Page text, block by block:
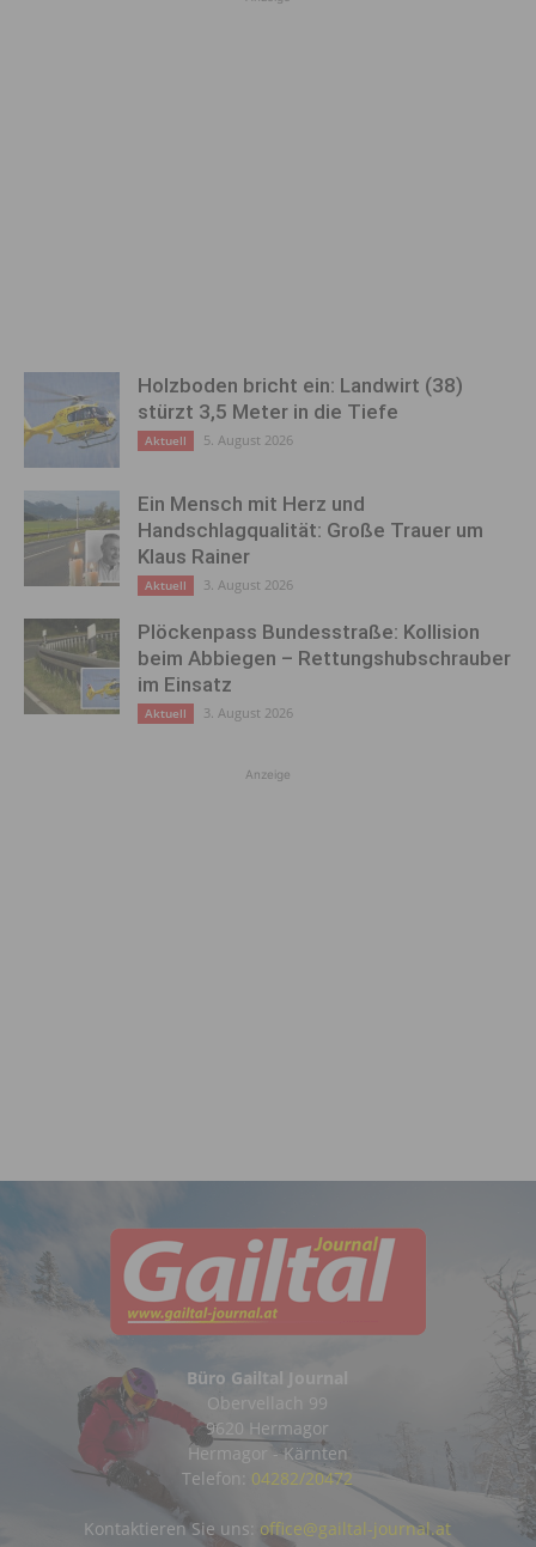
Holzboden bricht ein: Landwirt (38)
stürzt 3,5 Meter in die Tiefe
Aktuell 5. August 2026
Ein Mensch mit Herz und
Handschlagqualität: Große Trauer um
Klaus Rainer
Aktuell 3. August 2026
Plöckenpass Bundesstraße: Kollision
beim Abbiegen – Rettungshubschrauber
im Einsatz
Aktuell 3. August 2026
Anzeige
Büro Gailtal Journal
Obervellach 99
9620 Hermagor
Hermagor - Kärnten
Telefon: 04282/20472
Kontaktieren Sie uns: office@gailtal-journal.at